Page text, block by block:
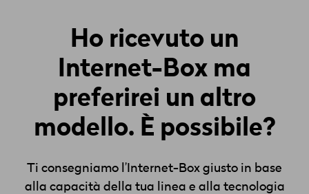
Ho ricevuto un
Internet-Box ma
preferirei un altro
modello. È possibile?
Ti consegniamo l’Internet-Box giusto in base
alla capacità della tua linea e alla tecnologia